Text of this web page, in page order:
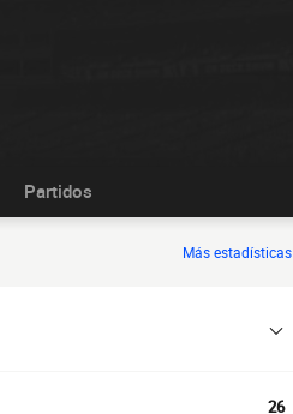
Partidos
Más estadísticas
26